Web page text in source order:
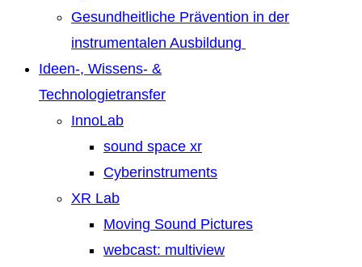
Gesundheitliche Prävention in der
instrumentalen Ausbildung
Ideen-, Wissens- &
Technologietransfer
InnoLab
sound space xr
Cyberinstruments
XR Lab
Moving Sound Pictures
webcast: multiview